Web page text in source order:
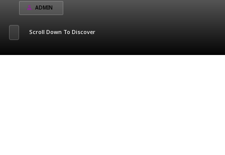
ADMIN
Scroll Down To Discover